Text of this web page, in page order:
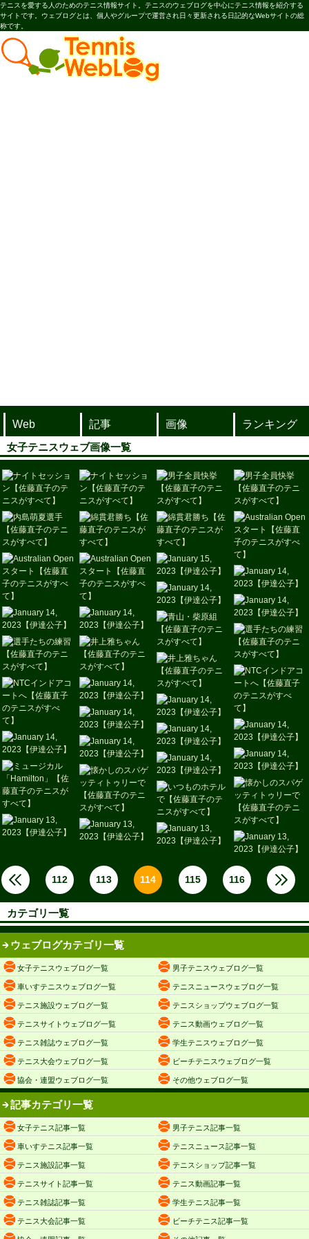
テニスを愛する人のためのテニス情報サイト。テニスのウェブログを中心にテニス情報を紹介する
サイトです。ウェブログとは、個人やグループで運営され日々更新される日記的なWebサイトの総
称です。
Web 記事 画像
ランキング
女子テニスウェブ画像一覧
112 113 114 115 116
カテゴリ一覧
ウェブログカテゴリ一覧
女子テニスウェブログ一覧 男子テニスウェブログ一覧
車いすテニスウェブログ一覧 テニスニュースウェブログ一覧
テニス施設ウェブログ一覧 テニスショップウェブログ一覧
テニスサイトウェブログ一覧 テニス動画ウェブログ一覧
テニス雑誌ウェブログ一覧 学生テニスウェブログ一覧
テニス大会ウェブログ一覧 ビーチテニスウェブログ一覧
協会・連盟ウェブログ一覧 その他ウェブログ一覧
記事カテゴリ一覧
女子テニス記事一覧 男子テニス記事一覧
車いすテニス記事一覧 テニスニュース記事一覧
テニス施設記事一覧 テニスショップ記事一覧
テニスサイト記事一覧 テニス動画記事一覧
テニス雑誌記事一覧 学生テニス記事一覧
テニス大会記事一覧 ビーチテニス記事一覧